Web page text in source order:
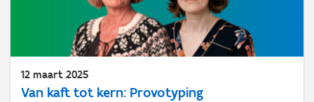
12 maart 2025
Van kaft tot kern: Provotyping